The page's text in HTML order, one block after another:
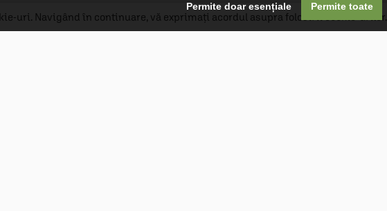
Permite doar esențiale Permite toate
 Livrare gratuită
uri. Navigând în continuare, vă exprimați acordul asupra folosirii cookie-urilor.